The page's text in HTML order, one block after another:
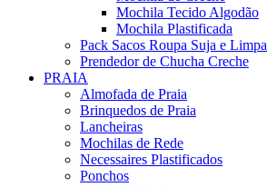
Mochila Tecido Algodão
Mochila Plastificada
Pack Sacos Roupa Suja e Limpa
Prendedor de Chucha Creche
PRAIA
Almofada de Praia
Brinquedos de Praia
Lancheiras
Mochilas de Rede
Necessaires Plastificados
Ponchos